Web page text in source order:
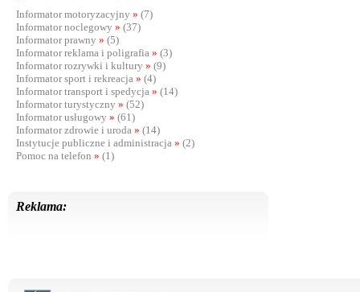
Informator motoryzacyjny » (7)
Informator noclegowy » (37)
Informator prawny » (5)
Informator reklama i poligrafia » (3)
Informator rozrywki i kultury » (9)
Informator sport i rekreacja » (4)
Informator transport i spedycja » (14)
Informator turystyczny » (52)
Informator usługowy » (61)
Informator zdrowie i uroda » (14)
Instytucje publiczne i administracja » (2)
Pomoc na telefon » (1)
Reklama: